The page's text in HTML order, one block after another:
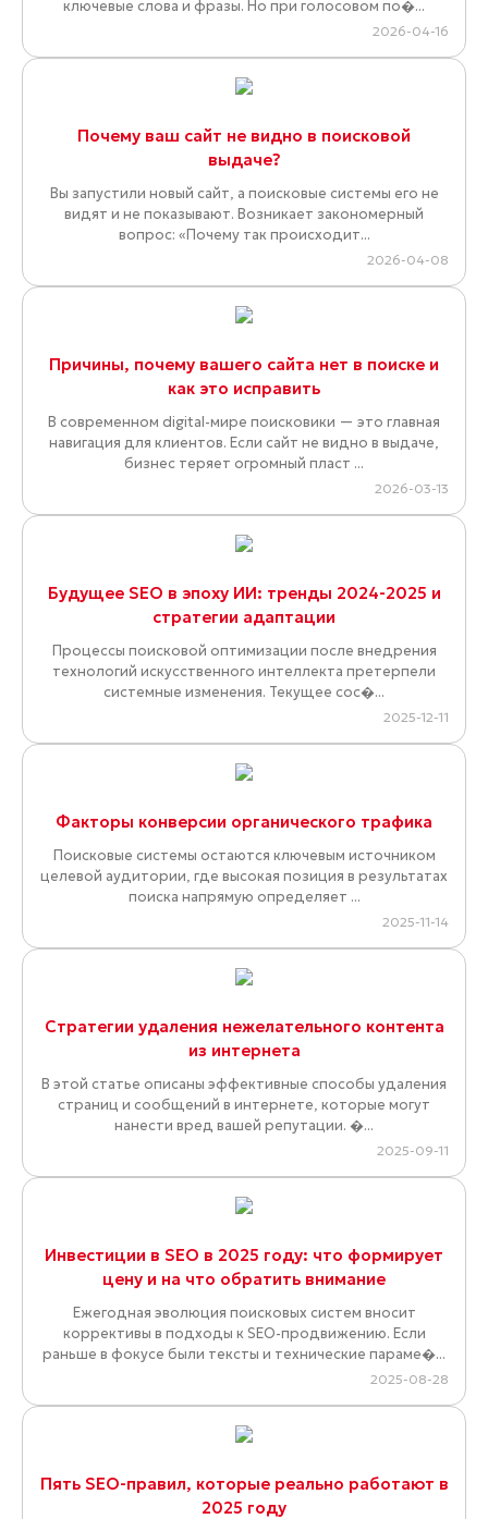
ключевые слова и фразы. Но при голосовом по�...
2026-04-16
Почему ваш сайт не видно в поисковой
выдаче?
Вы запустили новый сайт, а поисковые системы его не
видят и не показывают. Возникает закономерный
вопрос: «Почему так происходит...
2026-04-08
Причины, почему вашего сайта нет в поиске и
как это исправить
В современном digital-мире поисковики — это главная
навигация для клиентов. Если сайт не видно в выдаче,
бизнес теряет огромный пласт ...
2026-03-13
Будущее SEO в эпоху ИИ: тренды 2024-2025 и
стратегии адаптации
Процессы поисковой оптимизации после внедрения
технологий искусственного интеллекта претерпели
системные изменения. Текущее сос�...
2025-12-11
Факторы конверсии органического трафика
Поисковые системы остаются ключевым источником
целевой аудитории, где высокая позиция в результатах
поиска напрямую определяет ...
2025-11-14
Стратегии удаления нежелательного контента
из интернета
В этой статье описаны эффективные способы удаления
страниц и сообщений в интернете, которые могут
нанести вред вашей репутации. �...
2025-09-11
Инвестиции в SEO в 2025 году: что формирует
цену и на что обратить внимание
Ежегодная эволюция поисковых систем вносит
коррективы в подходы к SEO-продвижению. Если
раньше в фокусе были тексты и технические параме�...
2025-08-28
Пять SEO-правил, которые реально работают в
2025 году